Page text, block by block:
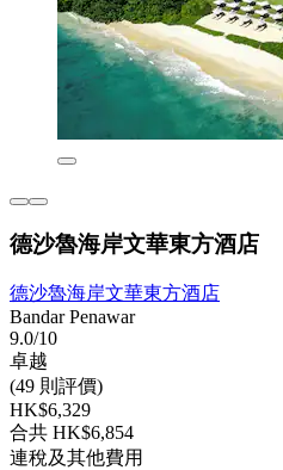
德沙魯海岸文華東方酒店
德沙魯海岸文華東方酒店
Bandar Penawar
9.0/10
卓越
(49 則評價)
HK$6,329
合共 HK$6,854
連稅及其他費用